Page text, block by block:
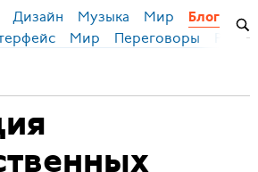
Дизайн Музыка Мир Блог
Мир Переговоры